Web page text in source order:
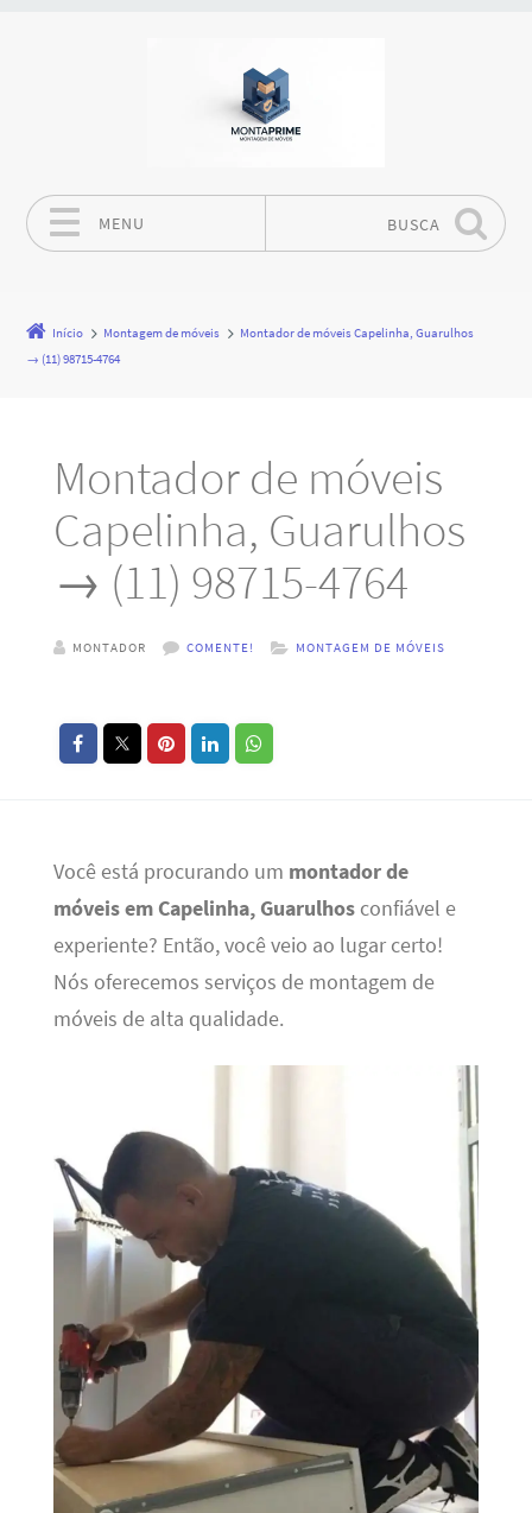
MENU BUSCA
Início Montagem de móveis
Montador de móveis Capelinha, Guarulhos
→ (11) 98715-4764
Montador de móveis
Capelinha, Guarulhos
→ (11) 98715-4764
MONTADOR COMENTE! MONTAGEM DE MÓVEIS
Você está procurando um montador de
móveis em Capelinha, Guarulhosconfiável e
experiente? Então, você veio ao lugar certo!
Nós oferecemos serviços de montagem de
móveis de alta qualidade.